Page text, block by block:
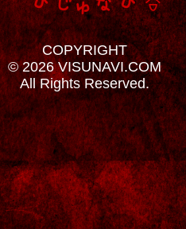
COPYRIGHT
© 2026 VISUNAVI.COM
All Rights Reserved.